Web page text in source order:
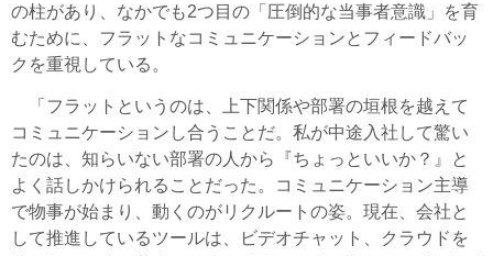
の柱があり、なかでも2つ目の「圧倒的な当事者意識」を育
むために、フラットなコミュニケーションとフィードバッ
クを重視している。
「フラットというのは、上下関係や部署の垣根を越えて
コミュニケーションし合うことだ。私が中途入社して驚い
たのは、知らいない部署の人から『ちょっといいか？』と
よく話しかけられることだった。コミュニケーション主導
で物事が始まり、動くのがリクルートの姿。現在、会社と
して推進しているツールは、ビデオチャット、クラウドを